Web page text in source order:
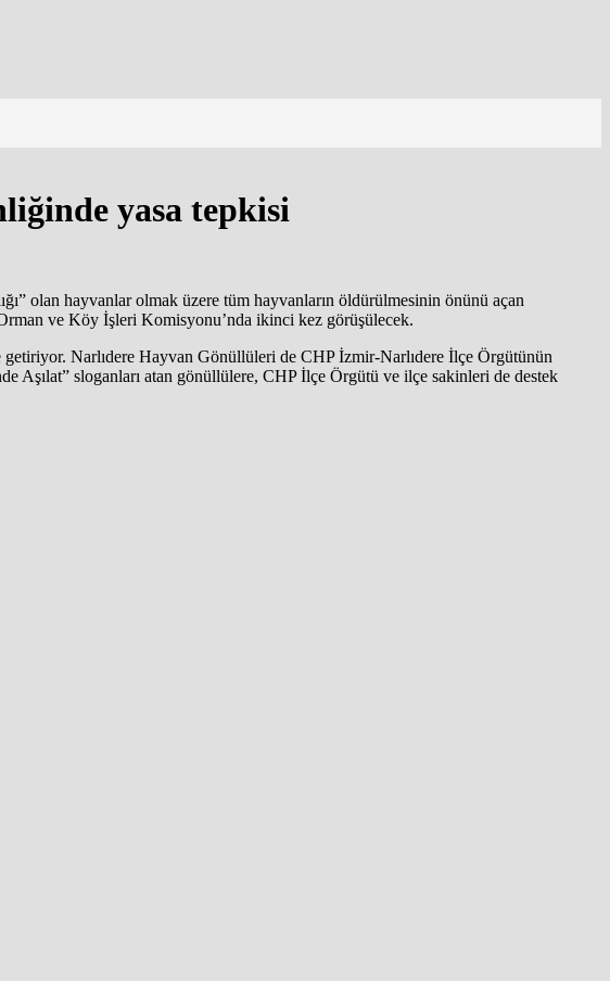
yasa tepkisi
olan hayvanlar olmak üzere tüm hayvanların öldürülmesinin önünü açan
ve Köy İşleri Komisyonu’nda ikinci kez görüşülecek.
Narlıdere Hayvan Gönüllüleri de CHP İzmir-Narlıdere İlçe Örgütünün
Aşılat” sloganları atan gönüllülere, CHP İlçe Örgütü ve ilçe sakinleri de destek